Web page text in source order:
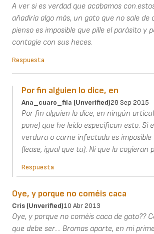
A ver si es verdad que acabamos
añadiría algo más, un gato que no sale de
pienso es imposible que pille el parásito y
contagie con sus heces.
Respuesta
Por fin alguien lo dice, en
Ana_cuaro_fila (unverified)28 Sep 2015
Por fin alguien lo dice, en ningún
pone) que he leído especifican esto. Si
verdura o carne infectada es
(lease, igual que tu). Ni que la cogieran
Respuesta
Oye, y porque no coméis caca
Cris (unverified)10 Abr 2013
Oye, y porque no coméis caca de gato??
que debe ser.... Bromas aparte, en mi